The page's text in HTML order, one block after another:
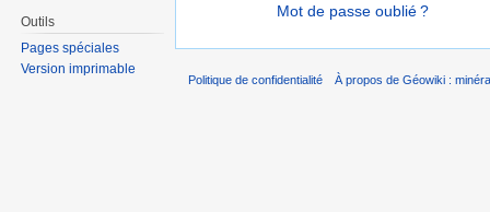
Mot de passe oublié ?
Outils
Pages spéciales
Version imprimable
Politique de confidentialité À propos de Géowiki :